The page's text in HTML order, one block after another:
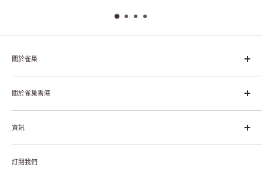
關於雀巢
雀巢集團起源於1866年的瑞士，目前是全球領先的「營養、健康、
幸福生活」企業。雀巢的目標是「我們充分發掘食品的力量，提升
關於雀巢香港
關於雀巢香港
雀巢香港創造共享價值
聯絡我們
私隱聲明
資訊
付款及送貨
退貨或更換
訂閱我們